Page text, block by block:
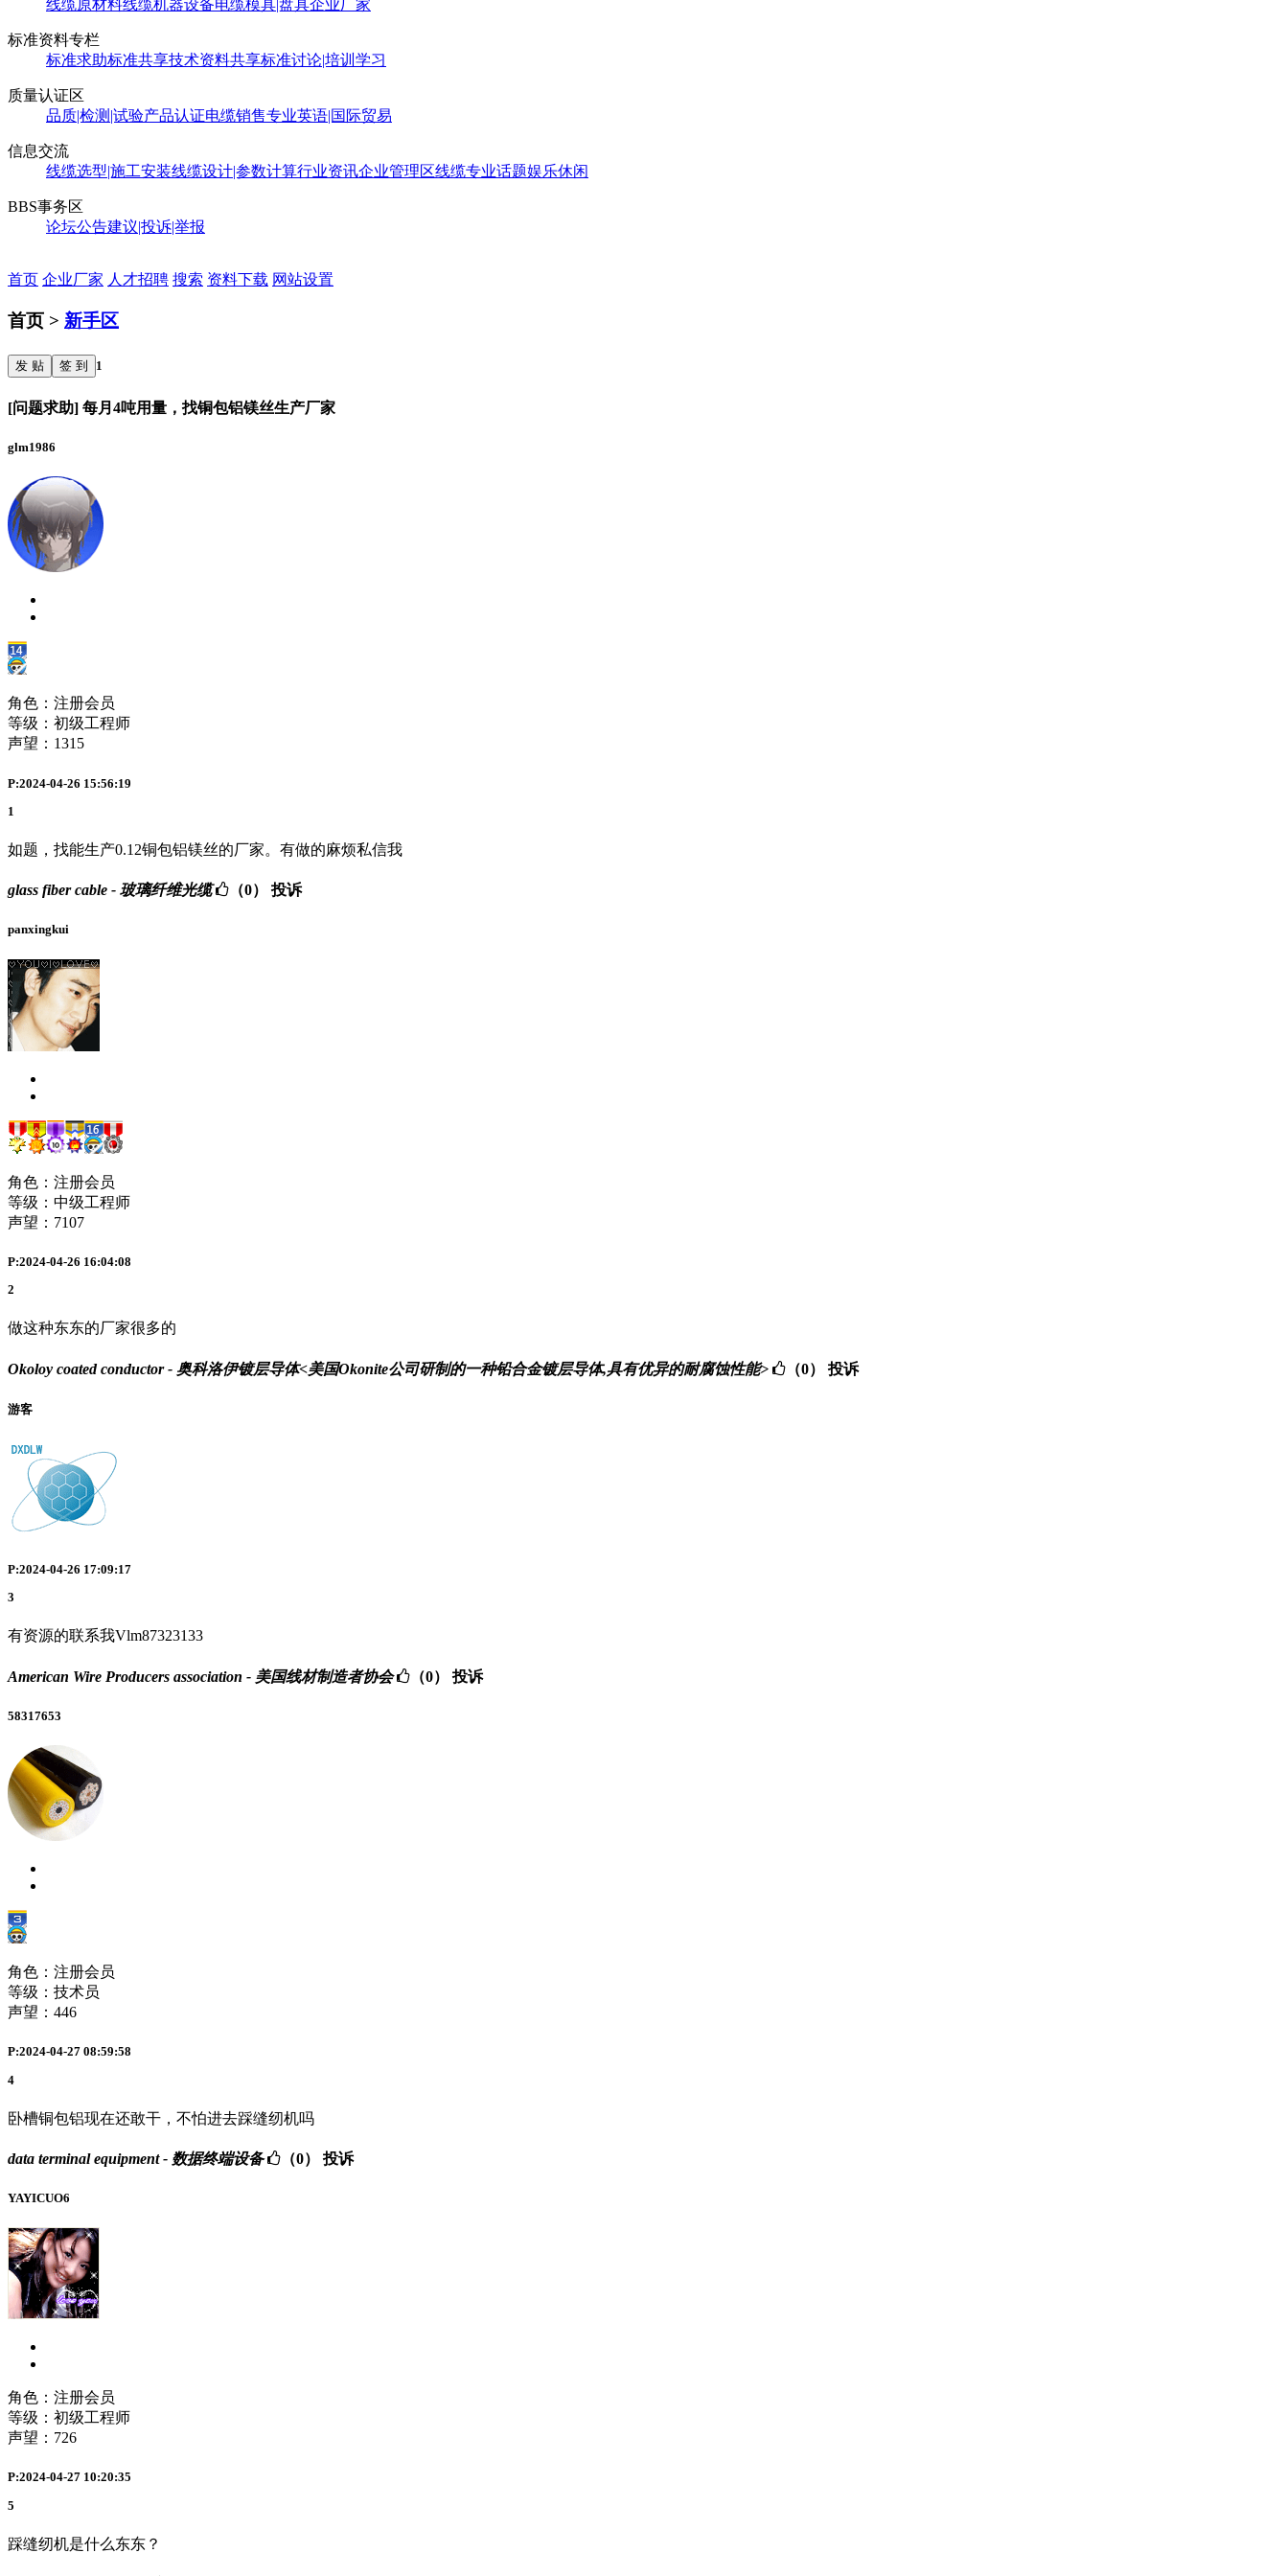
线缆原材料线缆机器设备电缆模具|盘具企业厂家
标准资料专栏
标准求助标准共享技术资料共享标准讨论|培训学习
质量认证区
品质|检测|试验产品认证电缆销售专业英语|国际贸易
信息交流
线缆选型|施工安装线缆设计|参数计算行业资讯企业管理区线缆专业话题娱乐休闲
BBS事务区
论坛公告建议|投诉|举报
首页 企业厂家 人才招聘 搜索 资料下载 网站设置
首页 > 新手区
发 贴 签 到 1
[问题求助] 每月4吨用量，找铜包铝镁丝生产厂家
glm1986
角色：注册会员
等级：初级工程师
声望： 1315
P:2024-04-26 15:56:19
1
如题，找能生产0.12铜包铝镁丝的厂家。有做的麻烦私信我
glass fiber cable - 玻璃纤维光缆 （0） 投诉
panxingkui
角色：注册会员
等级：中级工程师
声望： 7107
P:2024-04-26 16:04:08
2
做这种东东的厂家很多的
Okoloy coated conductor - 奥科洛伊镀层导体<美国Okonite公司研制的一种铅合金镀层导体,具有优异的耐腐蚀性能> （0） 投诉
游客
P:2024-04-26 17:09:17
3
有资源的联系我Vlm87323133
American Wire Producers association - 美国线材制造者协会 （0） 投诉
58317653
角色：注册会员
等级：技术员
声望： 446
P:2024-04-27 08:59:58
4
卧槽铜包铝现在还敢干，不怕进去踩缝纫机吗
data terminal equipment - 数据终端设备 （0） 投诉
YAYICUO6
角色：注册会员
等级：初级工程师
声望： 726
P:2024-04-27 10:20:35
5
踩缝纫机是什么东东？